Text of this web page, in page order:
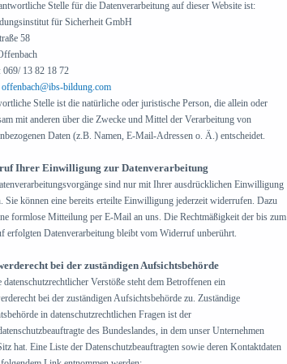
Stelle für die Datenverarbeitung auf dieser Website ist:
für Sicherheit GmbH
58
069/ 13 82 18 72
offenbach@ibs-bildung.com
Stelle ist die natürliche oder juristische Person, die allein oder
mit anderen über die Zwecke und Mittel der Verarbeitung von
Daten (z.B. Namen, E-Mail-Adressen o. Ä.) entscheidet.
Ihrer Einwilligung zur Datenverarbeitung
sind nur mit Ihrer ausdrücklichen Einwilligung
Sie können eine bereits erteilte Einwilligung jederzeit widerrufen. Dazu
formlose Mitteilung per E-Mail an uns. Die Rechtmäßigkeit der bis zum
erfolgten Datenverarbeitung bleibt vom Widerruf unberührt.
bei der zuständigen Aufsichtsbehörde
datenschutzrechtlicher Verstöße steht dem Betroffenen ein
bei der zuständigen Aufsichtsbehörde zu. Zuständige
in datenschutzrechtlichen Fragen ist der
des Bundeslandes, in dem unser Unternehmen
hat. Eine Liste der Datenschutzbeauftragten sowie deren Kontaktdaten